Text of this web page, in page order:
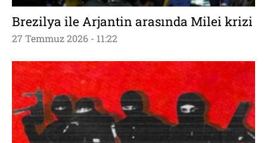
Brezilya ile Arjantin arasında Milei krizi
27 Temmuz 2026 - 11:22